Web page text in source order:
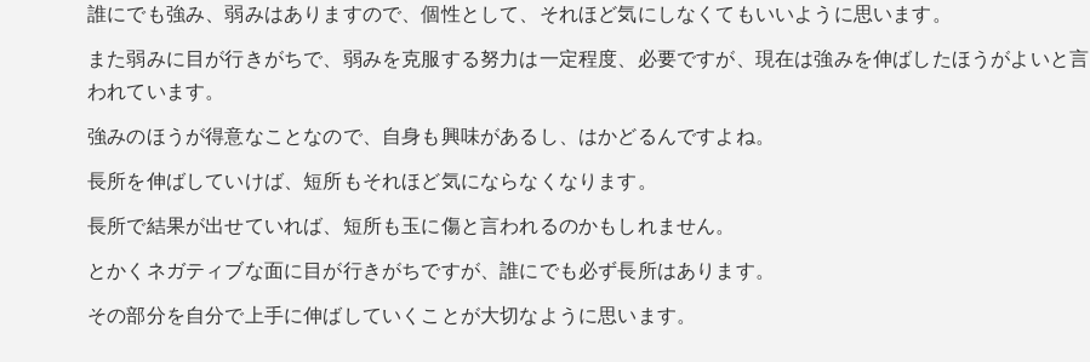
誰にでも強み、弱みはありますので、個性として、それほど気にしなくてもいいように思います。
また弱みに目が行きがちで、弱みを克服する努力は一定程度、必要ですが、現在は強みを伸ばしたほうがよいと言
われています。
強みのほうが得意なことなので、自身も興味があるし、はかどるんですよね。
長所を伸ばしていけば、短所もそれほど気にならなくなります。
長所で結果が出せていれば、短所も玉に傷と言われるのかもしれません。
とかくネガティブな面に目が行きがちですが、誰にでも必ず長所はあります。
その部分を自分で上手に伸ばしていくことが大切なように思います。